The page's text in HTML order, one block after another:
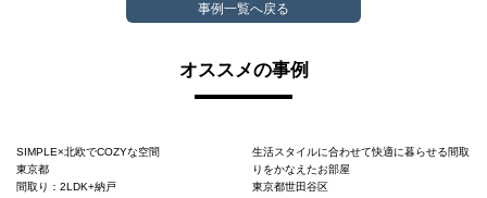
事例一覧へ戻る
オススメの事例
SIMPLE×北欧でCOZYな空間
東京都
間取り：2LDK+納戸
生活スタイルに合わせて快適に暮らせる間取
りをかなえたお部屋
東京都世田谷区